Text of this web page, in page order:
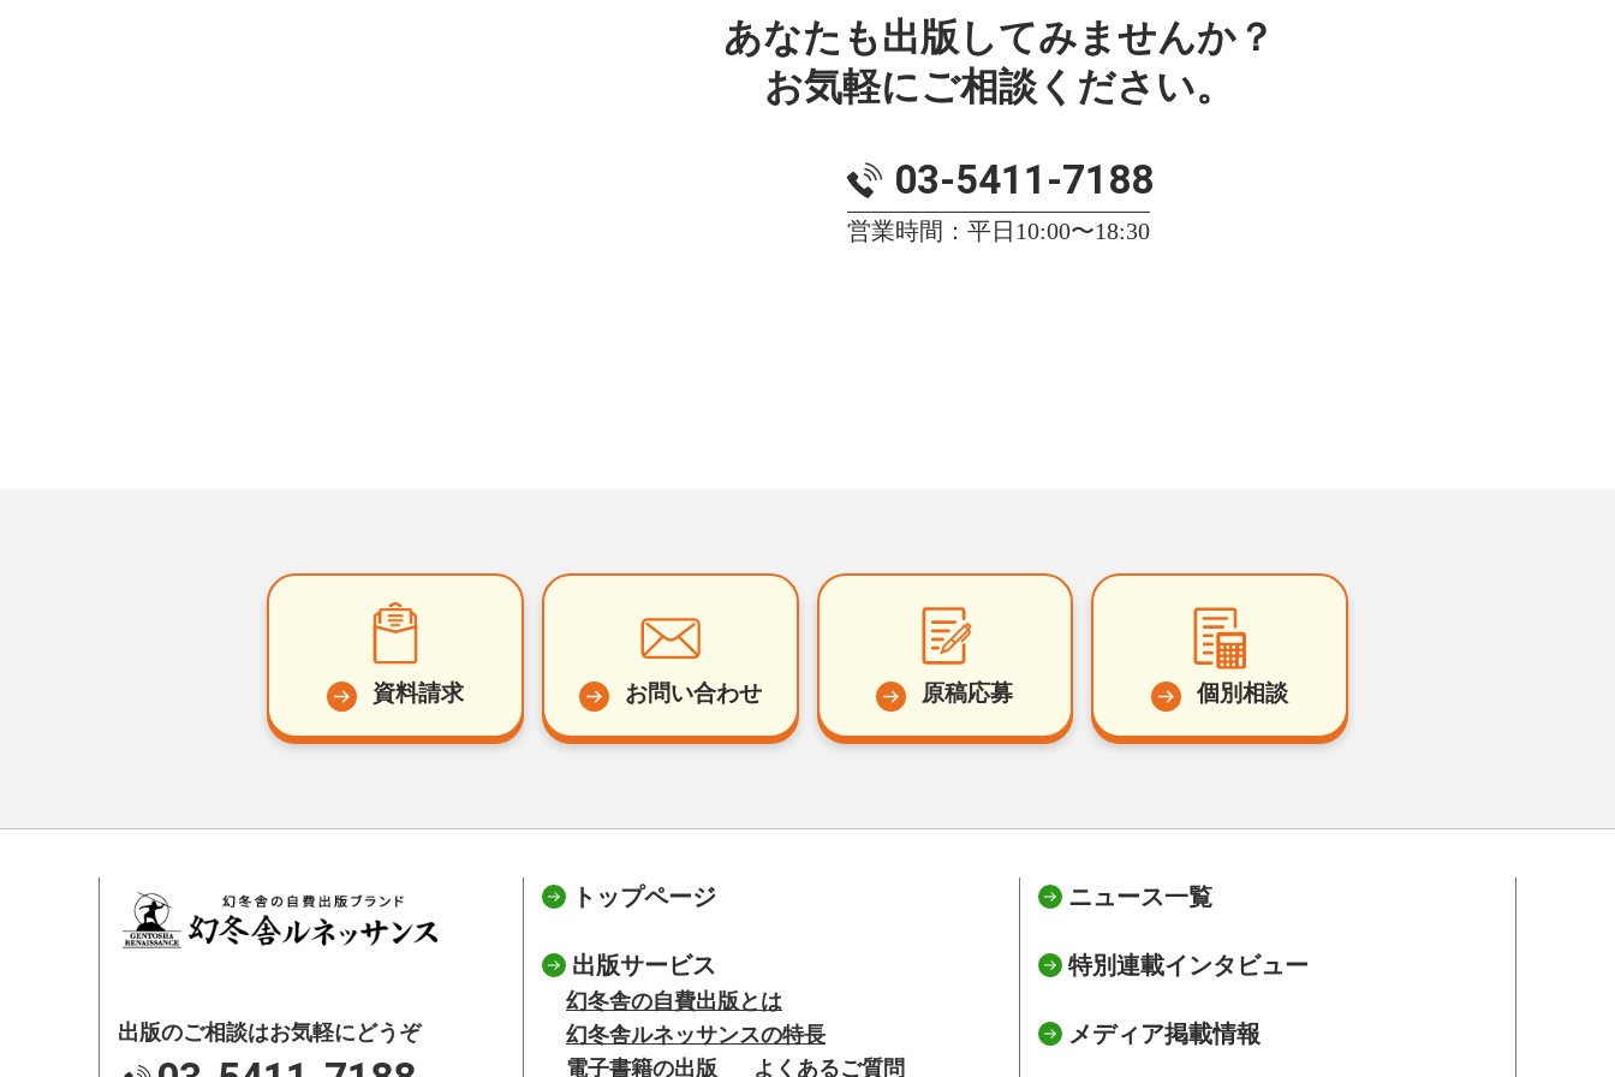
あなたも出版してみませんか？
お気軽にご相談ください。
03-5411-7188
営業時間：平日10:00〜18:30
資料請求 お問い合わせ 原稿応募 個別相談
出版のご相談はお気軽にどうぞ
トップページ
出版サービス
幻冬舎の自費出版とは
幻冬舎ルネッサンスの特長
電子書籍の出版
よくあるご質問
ニュース一覧
特別連載インタビュー
メディア掲載情報